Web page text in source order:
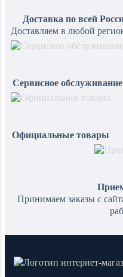
Доставка по всей
Доставляем в любой
Сервисное
Официальные товары
Принимаем заказы с